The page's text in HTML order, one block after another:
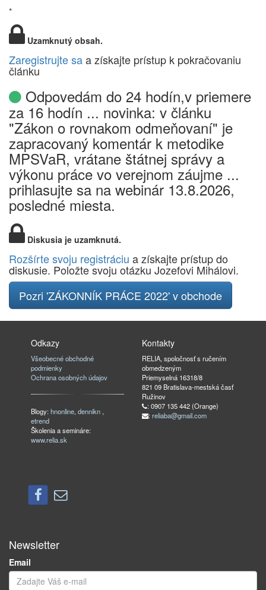
*
Uzamknutý obsah.
Zaregistrujte saa získajte prístup k pokračovaniu
článku
Odpovedám do 24 hodín,v priemere
za 16 hodín ... novinka: v článku
"Zákon o rovnakom odmeňovaní" je
zapracovaný komentár k metodike
MPSVaR, vrátane štátnej správy a
výkonu práce vo verejnom záujme ...
prihlasujte sa na webinár 13.8.2026,
posledné miesta.
Diskusia je uzamknutá.
Rozšírte svoju registráciu a získajte prístup do
diskusie. Položte svoju otázku Jozefovi Mihálovi.
Pozri 'ZÁKONNÍK PRÁCE 2022' v obchode
Odkazy
Všeobecné obchodné
podmienky
Ochrana osobných údajov
Blogy:hnonline,dennikn ,
etrend
Školenia a semináre:
www.relia.sk
Kontakty
RELIA, spoločnosť s ručením
obmedzeným
Priemyselná 16318/8
821 09 Bratislava-mestská časť
Ružinov
: 0907 135 442 (Orange)
: reliaba@gmail.com
Newsletter
Email